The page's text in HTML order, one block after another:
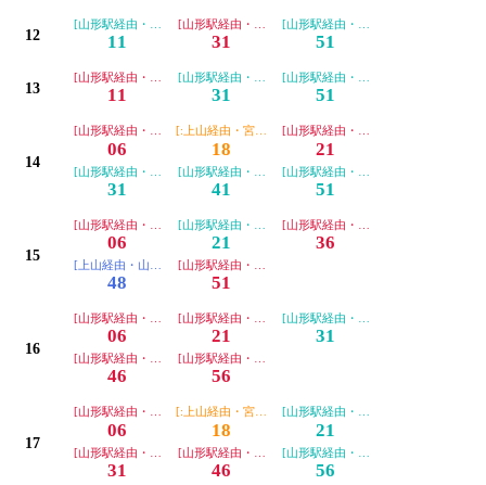
12
[山形駅経由・山交バス便]
11
[山形駅経由・宮城交通便]
31
[山形駅経由・山交バス便]
51
13
[山形駅経由・宮城交通便]
11
[山形駅経由・山交バス便]
31
[山形駅経由・山交バス便]
51
14
[山形駅経由・宮城交通便]
06
[:上山経由・宮城交通便]
18
[山形駅経由・宮城交通便]
21
[山形駅経由・山交バス便]
31
[山形駅経由・山交バス便]
41
[山形駅経由・山交バス便]
51
15
[山形駅経由・宮城交通便]
06
[山形駅経由・山交バス便]
21
[山形駅経由・宮城交通便]
36
[上山経由・山交バス便]
48
[山形駅経由・宮城交通便]
51
16
[山形駅経由・宮城交通便]
06
[山形駅経由・宮城交通便]
21
[山形駅経由・山交バス便]
31
[山形駅経由・宮城交通便]
46
[山形駅経由・宮城交通便]
56
17
[山形駅経由・宮城交通便]
06
[:上山経由・宮城交通便]
18
[山形駅経由・山交バス便]
21
[山形駅経由・宮城交通便]
31
[山形駅経由・宮城交通便]
46
[山形駅経由・山交バス便]
56